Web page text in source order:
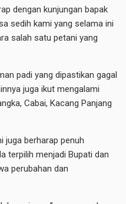
dengan kunjungan bapak
sedih kami yang selama ini
salah satu petani yang
padi yang dipastikan gagal
juga ikut mengalami
Cabai, Kacang Panjang
juga berharap penuh
terpilih menjadi Bupati dan
perubahan dan